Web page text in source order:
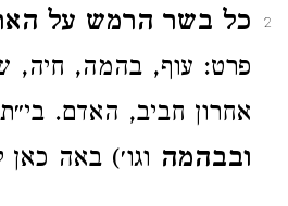
2 כל בשר הרמש על
פרט: עוף, בהמה, חיה,
אחרון חביב, האדם.
ובבהמה וגו׳) באה כאן